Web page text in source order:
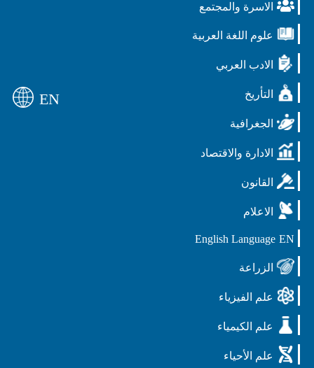
الاسرة والمجتمع
علوم اللغة العربية
الادب العربي
التأريخ
الجغرافية
الادارة والاقتصاد
القانون
الاعلام
EN
English Language
الزراعة
علم الفيزياء
علم الكيمياء
علم الأحياء
EN